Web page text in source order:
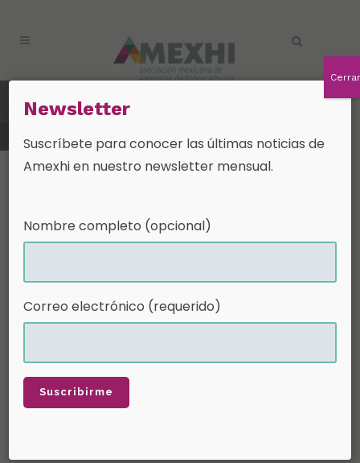
Nuevo Director General de la
04 MarNuevo
Director
General de la
AMEXHI
Llega un nuevo director a
la AMEXHI
La Asociación Mexicana de Empresas
Newsletter
Suscríbete para conocer las últimas noticias de
Amexhi en nuestro newsletter mensual.
Nombre completo (opcional)
Correo electrónico (requerido)
Cerrar